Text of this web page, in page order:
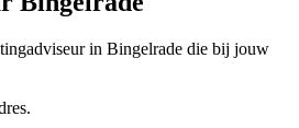
in Bingelrade die bij jouw